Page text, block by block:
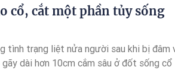
cổ, cắt một phần tủy sống
tình trạng liệt nửa người sau khi bị đâm
dài hơn 10cm cắm sâu ở đốt sống cổ